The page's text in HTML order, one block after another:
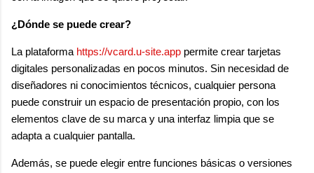
¿Dónde se puede crear?
La plataforma https://vcard.u-site.app permite crear tarjetas
digitales personalizadas en pocos minutos. Sin necesidad de
diseñadores ni conocimientos técnicos, cualquier persona
puede construir un espacio de presentación propio, con los
elementos clave de su marca y una interfaz limpia que se
adapta a cualquier pantalla.
Además, se puede elegir entre funciones básicas o versiones